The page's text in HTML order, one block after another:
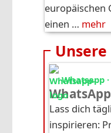
europäischen
einen … mehr
Whatsapp
Lass dich
inspirieren: